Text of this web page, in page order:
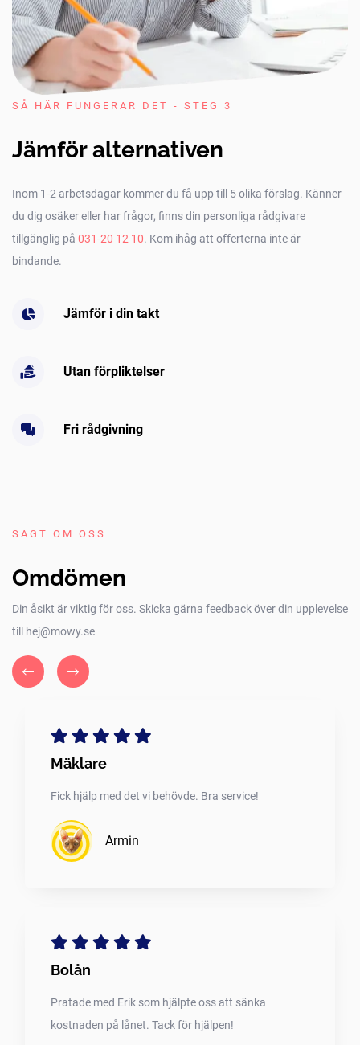
SÅ HÄR FUNGERAR DET - STEG 3
Jämför alternativen
Inom 1-2 arbetsdagar kommer du få upp till 5 olika förslag. Känner
du dig osäker eller har frågor, finns din personliga rådgivare
tillgänglig på 031-20 12 10. Kom ihåg att offerterna inte är
bindande.
Jämför i din takt
Utan förpliktelser
Fri rådgivning
SAGT OM OSS
Omdömen
Din åsikt är viktig för oss. Skicka gärna feedback över din upplevelse
till hej@mowy.se
Mäklare
Fick hjälp med det vi behövde. Bra service!
Armin
Bolån
Pratade med Erik som hjälpte oss att sänka
kostnaden på lånet. Tack för hjälpen!